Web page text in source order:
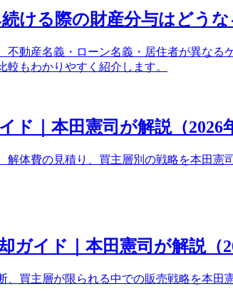
ける際の財産分与はどうな
動産名義・ローン名義・居住者が異な
もわかりやすく紹介します。
ド｜本田憲司が解説（2026
体費の見積り、買主層別の戦略を本田憲
ガイド｜本田憲司が解説（
買主層が限られる中での販売戦略を本田